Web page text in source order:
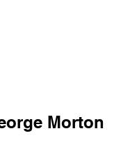
Morton